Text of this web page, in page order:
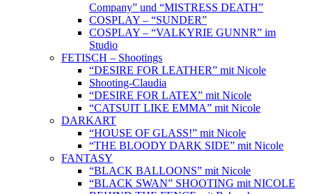
Company” und “MISTRESS DEATH”
COSPLAY – “SUNDER”
COSPLAY – “VALKYRIE GUNNR” im
Studio
FETISCH – Shootings
“DESIRE FOR LEATHER” mit Nicole
Shooting-Claudia
“DESIRE FOR LATEX” mit Nicole
“CATSUIT LIKE EMMA” mit Nicole
DARKART
“HOUSE OF GLASS!” mit Nicole
“THE BLOODY DARK SIDE” mit Nicole
FANTASY
“BLACK BALLOONS” mit Nicole
“BLACK SWAN” SHOOTING mit NICOLE